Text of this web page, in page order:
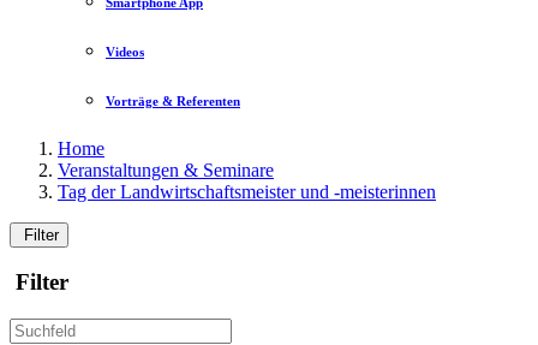
Videos
Vorträge & Referenten
Home
Veranstaltungen & Seminare
Tag der Landwirtschaftsmeister und -meisterinnen
Filter
Filter